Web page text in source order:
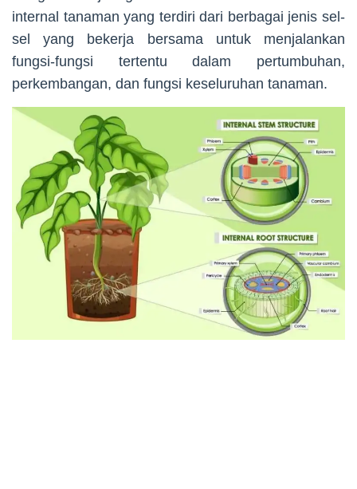
internal tanaman yang terdiri dari berbagai jenis sel-
sel yang bekerja bersama untuk menjalankan
fungsi-fungsi tertentu dalam pertumbuhan,
perkembangan, dan fungsi keseluruhan tanaman.